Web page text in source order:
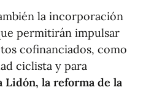
la incorporación
permitirán impulsar
cofinanciados, como
ciclista y para
Lidón, la reforma de la